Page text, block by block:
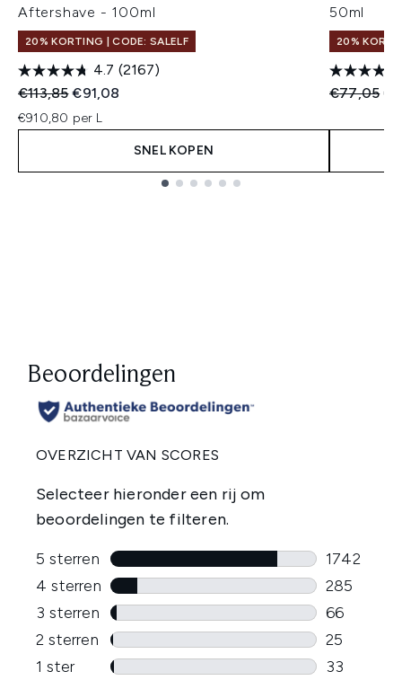
Aftershave - 100ml
20% KORTING | CODE: SALELF
4.7 (2167)
Recommended Retail Price:
€113,85Huidige prijs:
€91,08
€910,80 per L
SNEL KOPEN
50ml
20%
€77,05